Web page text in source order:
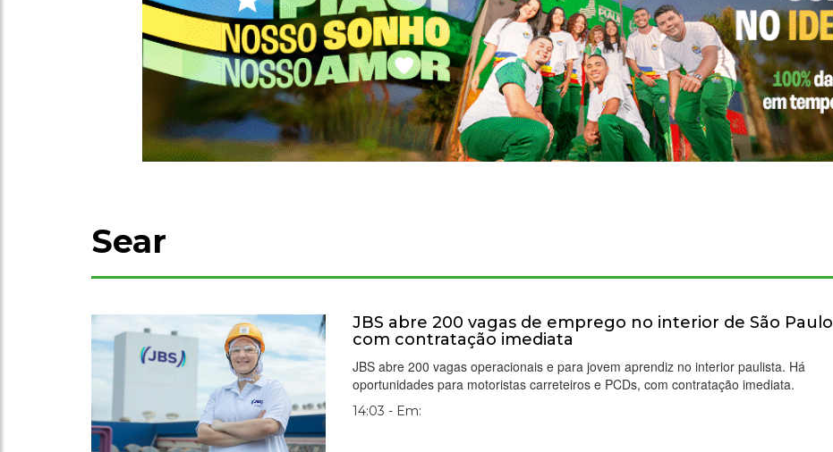
Sear
JBS abre 200 vagas de emprego no interior de São Paulo
com contratação imediata
JBS abre 200 vagas operacionais e para jovem aprendiz no interior paulista. Há
oportunidades para motoristas carreteiros e PCDs, com contratação imediata.
14:03 - Em: